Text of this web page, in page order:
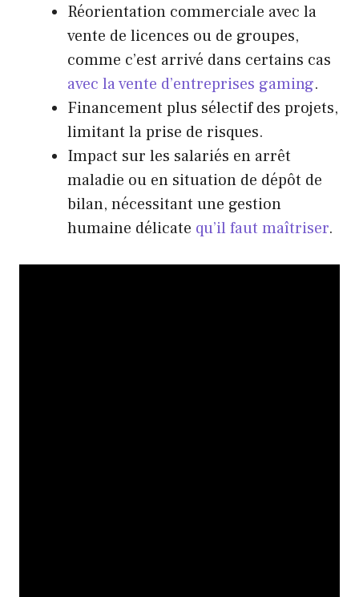
Réorientation commerciale avec la
vente de licences ou de groupes,
comme c’est arrivé dans certains cas
avec la vente d’entreprises gaming.
Financement plus sélectif des projets,
limitant la prise de risques.
Impact sur les salariés en arrêt
maladie ou en situation de dépôt de
bilan, nécessitant une gestion
humaine délicate qu’il faut maîtriser.